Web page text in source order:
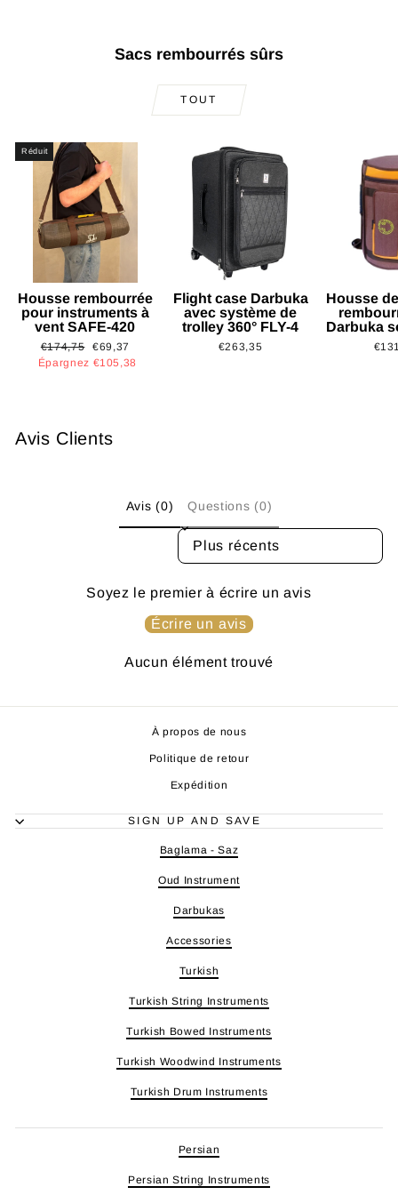
Sacs rembourrés sûrs
TOUT
Réduit
Housse rembourrée
pour instruments à
vent SAFE-420
Prix
régulier
€174,75
Prix
réduit
€69,37
Épargnez €105,38
Flight case Darbuka
avec système de
trolley 360° FLY-4
€263,35
Housse
Darbuka
Avis Clients
Avis (0) Questions (0)
SORT REVIEWS BY
Soyez le premier à écrire un avis
Écrire un avis
Aucun élément trouvé
À propos de nous
Politique de retour
Expédition
SIGN UP AND SAVE
Baglama - Saz
Oud Instrument
Darbukas
Accessories
Turkish
Turkish String Instruments
Turkish Bowed Instruments
Turkish Woodwind Instruments
Turkish Drum Instruments
Persian
Persian String Instruments